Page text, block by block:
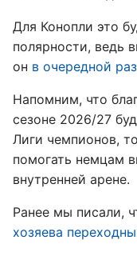
Для Конопли это
полярности, ведь
он в очередной
Напомним, что
сезоне 2026/27
Лиги чемпионов,
помогать немцам
внутренней арене.
Ранее мы писали,
хозяева